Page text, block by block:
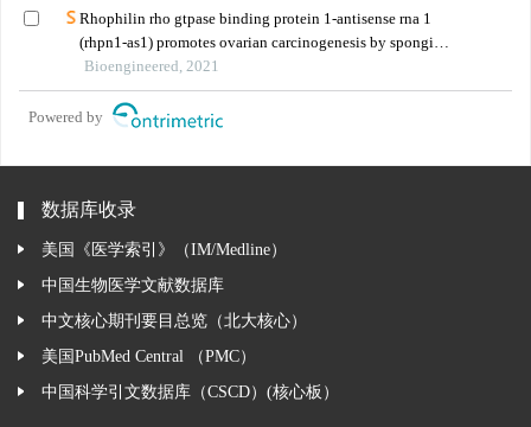
Rhophilin rho gtpase binding protein 1-antisense rna 1
(rhpn1-as1) promotes ovarian carcinogenesis by sponging
microrna-485-5p and releasing dna topoisomerase ii alpha
(top2a)
Bioengineered, 2021
Powered by
数据库收录
美国《医学索引》（IM/Medline）
中国生物医学文献数据库
中文核心期刊要目总览（北大核心）
美国PubMed Central （PMC）
中国科学引文数据库（CSCD）(核心板）